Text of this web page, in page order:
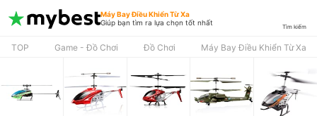
Máy Bay Điều Khiển Từ Xa
Giúp bạn tìm ra lựa chọn tốt nhất
Tìm kiếm
TOP Game - Đồ Chơi Đồ Chơi Máy Bay Điều Khiển Từ Xa